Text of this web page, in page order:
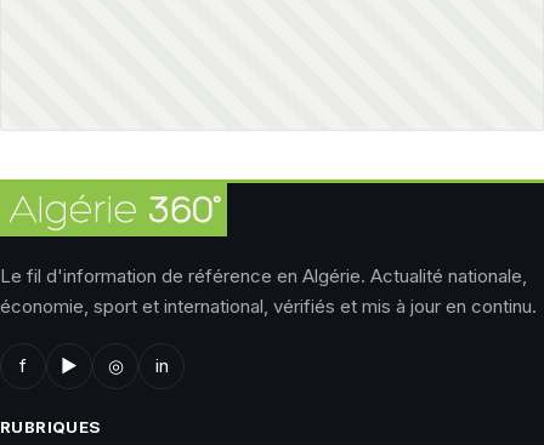
Le fil d'information de référence en Algérie. Actualité nationale,
économie, sport et international, vérifiés et mis à jour en continu.
f ▶ ◎ in
RUBRIQUES